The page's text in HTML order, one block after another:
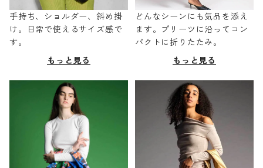
手持ち、ショルダー、斜め掛
け。日常で使えるサイズ感で
す。
もっと見る
どんなシーンにも気品を添え
ます。プリーツに沿ってコン
パクトに折りたたみ。
もっと見る